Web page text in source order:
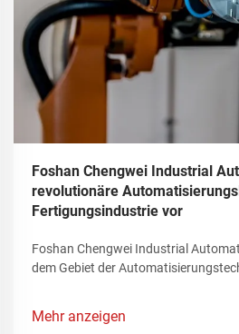
Foshan Chengwei Industrial
revolutionäre
Fertigungsindustrie vor
Foshan Chengwei Industrial
dem Gebiet der
Automatisierungslösungen
Mehr anzeigen